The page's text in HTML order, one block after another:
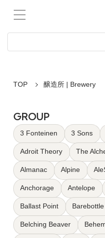
TOP 醸造所 | Brewery
GROUP
3 Fonteinen 3 Sons
Adroit Theory The
Almanac Alpine
Anchorage Antelope
Ballast Point Barebottle
Belching Beaver